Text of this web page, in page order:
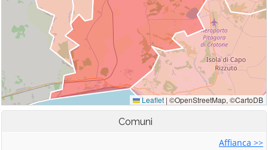
Comuni
Affianca >>